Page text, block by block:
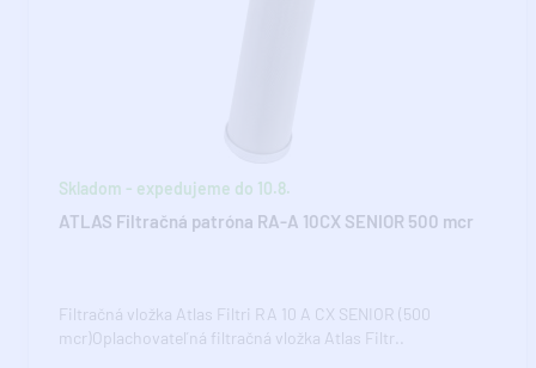
Skladom - expedujeme do 10.8.
ATLAS Filtračná patróna RA-A 10CX SENIOR 500 mcr
Filtračná vložka Atlas Filtri RA 10 A CX SENIOR (500
mcr)Oplachovateľná filtračná vložka Atlas Filtr..